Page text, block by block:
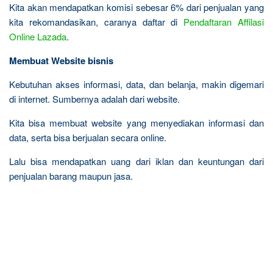
Kita akan mendapatkan komisi sebesar 6% dari penjualan yang
kita rekomandasikan, caranya daftar di Pendaftaran Affilasi
Online Lazada.
Membuat Website bisnis
Kebutuhan akses informasi, data, dan belanja, makin digemari
di internet. Sumbernya adalah dari website.
Kita bisa membuat website yang menyediakan informasi dan
data, serta bisa berjualan secara online.
Lalu bisa mendapatkan uang dari iklan dan keuntungan dari
penjualan barang maupun jasa.